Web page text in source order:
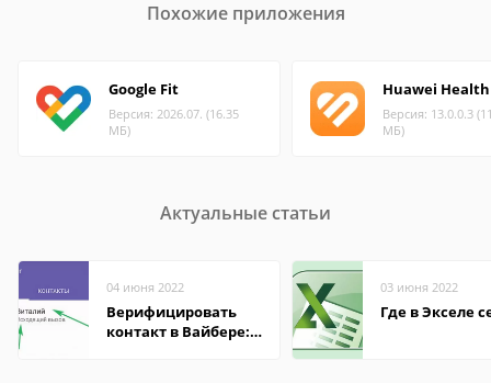
Похожие приложения
Google Fit
Версия: 2026.07. (16.35
МБ)
Huawei Health
Версия: 13.0.0.3
МБ)
Актуальные статьи
04 июня 2022
Верифицировать
контакт в Вайбере:
03 июня 2022
Где в Экселе